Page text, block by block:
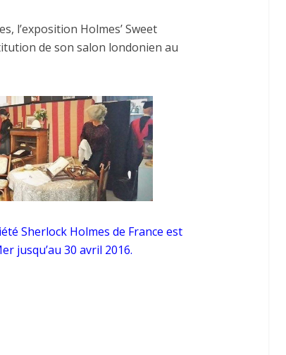
l’exposition Holmes’ Sweet
de son salon londonien au
Sherlock Holmes de France est
jusqu’au 30 avril 2016.